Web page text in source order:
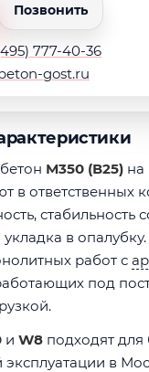
Позвонить
777-40-36
gost.ru
М350 (В25) на
в ответственных
стабильность
в
работ с
под
и W8 подходят
эксплуатации в